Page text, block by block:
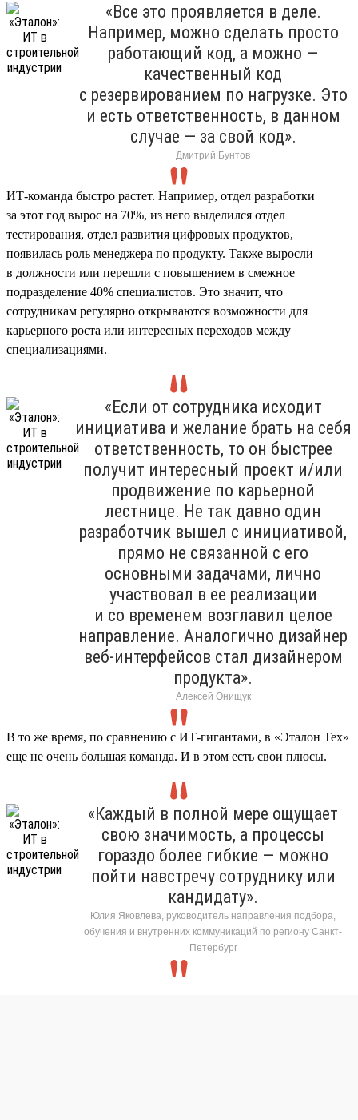
«Все это проявляется в деле.
Например, можно сделать просто
работающий код, а можно —
качественный код
с резервированием по нагрузке. Это
и есть ответственность, в данном
случае — за свой код».
Дмитрий Бунтов
ИТ-команда быстро растет. Например, отдел разработки
за этот год вырос на 70%, из него выделился отдел
тестирования, отдел развития цифровых продуктов,
появилась роль менеджера по продукту. Также выросли
в должности или перешли с повышением в смежное
подразделение 40% специалистов. Это значит, что
сотрудникам регулярно открываются возможности для
карьерного роста или интересных переходов между
специализациями.
«Если от сотрудника исходит
инициатива и желание брать на себя
ответственность, то он быстрее
получит интересный проект и/или
продвижение по карьерной
лестнице. Не так давно один
разработчик вышел с инициативой,
прямо не связанной с его
основными задачами, лично
участвовал в ее реализации
и со временем возглавил целое
направление. Аналогично дизайнер
веб-интерфейсов стал дизайнером
продукта».
Алексей Онищук
В то же время, по сравнению с ИТ-гигантами, в «Эталон Тех»
еще не очень большая команда. И в этом есть свои плюсы.
«Каждый в полной мере ощущает
свою значимость, а процессы
гораздо более гибкие — можно
пойти навстречу сотруднику или
кандидату».
Юлия Яковлева, руководитель направления подбора,
обучения и внутренних коммуникаций по региону Санкт-
Петербург